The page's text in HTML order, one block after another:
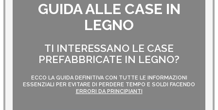
GUIDA ALLE CASE IN
LEGNO
TI INTERESSANO LE CASE
PREFABBRICATE IN LEGNO?
ECCO LA GUIDA DEFINITIVA CON TUTTE LE INFORMAZIONI
ESSENZIALI PER EVITARE DI PERDERE TEMPO E SOLDI FACENDO
ERRORI DA PRINCIPIANTI